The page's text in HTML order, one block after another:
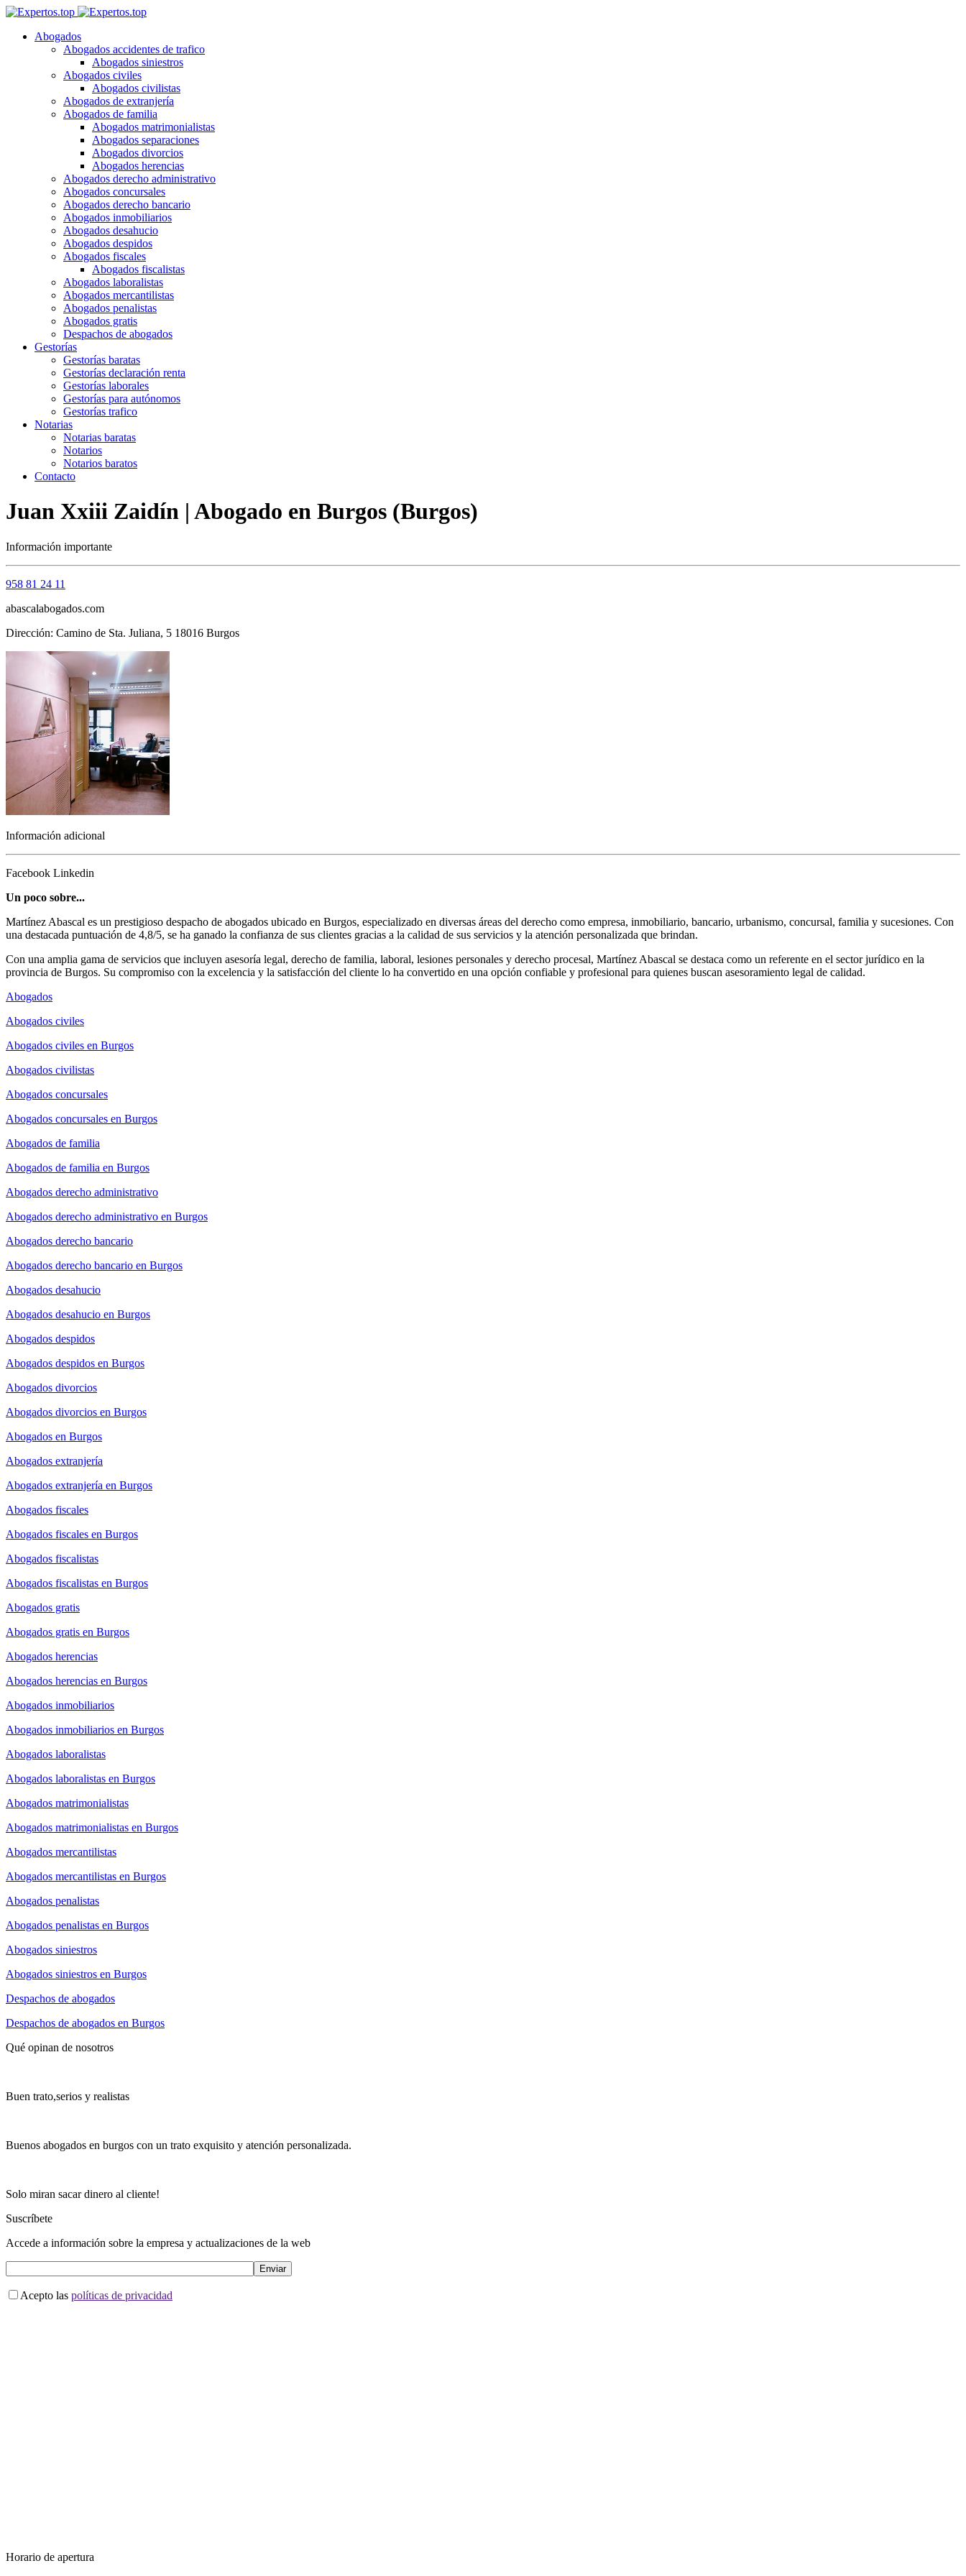
Abogados
Abogados accidentes de trafico
Abogados siniestros
Abogados civiles
Abogados civilistas
Abogados de extranjería
Abogados de familia
Abogados matrimonialistas
Abogados separaciones
Abogados divorcios
Abogados herencias
Abogados derecho administrativo
Abogados concursales
Abogados derecho bancario
Abogados inmobiliarios
Abogados desahucio
Abogados despidos
Abogados fiscales
Abogados fiscalistas
Abogados laboralistas
Abogados mercantilistas
Abogados penalistas
Abogados gratis
Despachos de abogados
Gestorías
Gestorías baratas
Gestorías declaración renta
Gestorías laborales
Gestorías para autónomos
Gestorías trafico
Notarias
Notarias baratas
Notarios
Notarios baratos
Contacto
Juan Xxiii Zaidín | Abogado en Burgos (Burgos)
Información importante
958 81 24 11
abascalabogados.com
Dirección: Camino de Sta. Juliana, 5 18016 Burgos
Información adicional
Facebook Linkedin
Un poco sobre...
Martínez Abascal es un prestigioso despacho de abogados ubicado en Burgos, especializado en diversas áreas del derecho como empresa, inmobiliario, bancario, urbanismo, concursal, familia y sucesiones. Con
una destacada puntuación de 4,8/5, se ha ganado la confianza de sus clientes gracias a la calidad de sus servicios y la atención personalizada que brindan.
Con una amplia gama de servicios que incluyen asesoría legal, derecho de familia, laboral, lesiones personales y derecho procesal, Martínez Abascal se destaca como un referente en el sector jurídico en la
provincia de Burgos. Su compromiso con la excelencia y la satisfacción del cliente lo ha convertido en una opción confiable y profesional para quienes buscan asesoramiento legal de calidad.
Abogados
Abogados civiles
Abogados civiles en Burgos
Abogados civilistas
Abogados concursales
Abogados concursales en Burgos
Abogados de familia
Abogados de familia en Burgos
Abogados derecho administrativo
Abogados derecho administrativo en Burgos
Abogados derecho bancario
Abogados derecho bancario en Burgos
Abogados desahucio
Abogados desahucio en Burgos
Abogados despidos
Abogados despidos en Burgos
Abogados divorcios
Abogados divorcios en Burgos
Abogados en Burgos
Abogados extranjería
Abogados extranjería en Burgos
Abogados fiscales
Abogados fiscales en Burgos
Abogados fiscalistas
Abogados fiscalistas en Burgos
Abogados gratis
Abogados gratis en Burgos
Abogados herencias
Abogados herencias en Burgos
Abogados inmobiliarios
Abogados inmobiliarios en Burgos
Abogados laboralistas
Abogados laboralistas en Burgos
Abogados matrimonialistas
Abogados matrimonialistas en Burgos
Abogados mercantilistas
Abogados mercantilistas en Burgos
Abogados penalistas
Abogados penalistas en Burgos
Abogados siniestros
Abogados siniestros en Burgos
Despachos de abogados
Despachos de abogados en Burgos
Qué opinan de nosotros
Buen trato,serios y realistas
Buenos abogados en burgos con un trato exquisito y atención personalizada.
Solo miran sacar dinero al cliente!
Suscríbete
Accede a información sobre la empresa y actualizaciones de la web
Acepto las políticas de privacidad
Horario de apertura